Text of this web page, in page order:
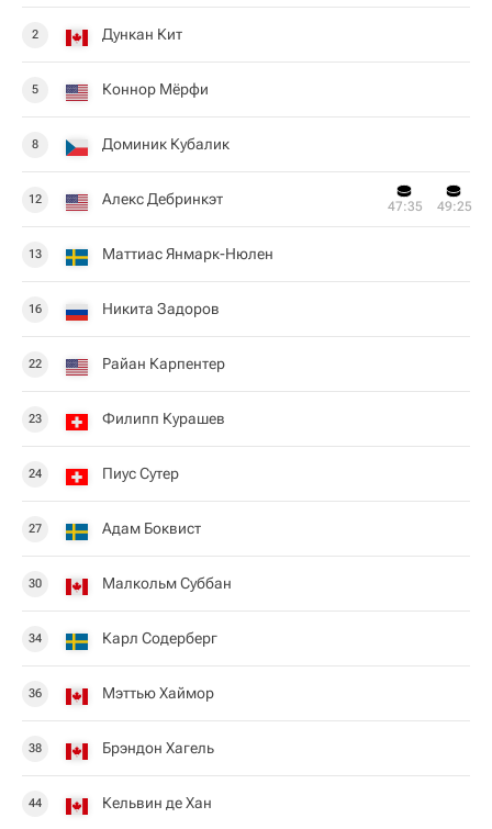
2 Дункан Кит
5 Коннор Мёрфи
8 Доминик Кубалик
12 Алекс Дебринкэт 47:35 49:25
13 Маттиас Янмарк-Нюлен
16 Никита Задоров
22 Райан Карпентер
23 Филипп Курашев
24 Пиус Сутер
27 Адам Боквист
30 Малкольм Суббан
34 Карл Содерберг
36 Мэттью Хаймор
38 Брэндон Хагель
44 Кельвин де Хан